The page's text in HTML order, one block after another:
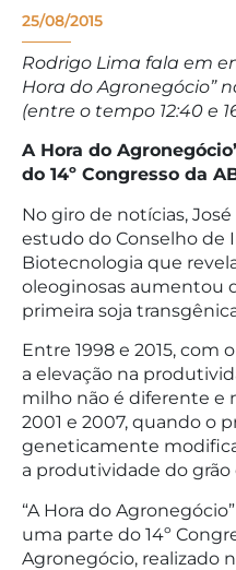
25/08/2015
Rodrigo Lima fala em
Hora do Agronegócio”
(entre o tempo 12:40 e
A Hora do
do 14º Congresso da
No giro de notícias,
estudo do Conselho de
Biotecnologia que
oleoginosas aumentou
primeira soja
Entre 1998 e 2015, com
a elevação na
milho não é diferente e
2001 e 2007, quando o
geneticamente
a produtividade do grão
“A Hora do
uma parte do 14º
Agronegócio, realizado